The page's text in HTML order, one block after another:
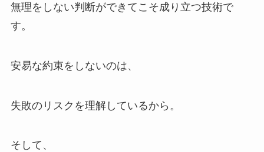
無理をしない判断ができてこそ成り立つ技術で
す。
安易な約束をしないのは、
失敗のリスクを理解しているから。
そして、